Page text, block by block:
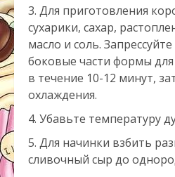
Для приготовления
сухарики, сахар,
масло и соль.
боковые части формы
в течение 10-12 минут,
охлаждения.
Убавьте температуру
Для начинки взбить
сливочный сыр до